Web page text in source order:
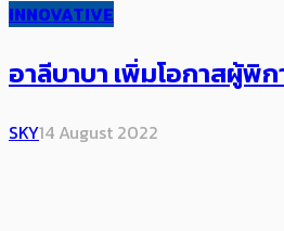
INNOVATIVE
อาลีบาบา เพิ่มโอกาสผู้พิ
SKY14 August 2022